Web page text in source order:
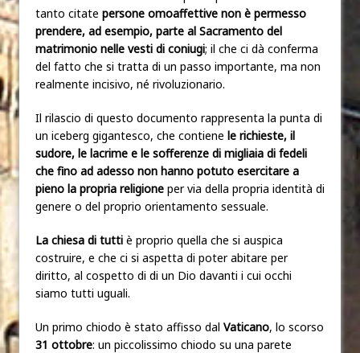
tanto citate persone omoaffettive non è permesso
prendere, ad esempio, parte al Sacramento del
matrimonio nelle vesti di coniugi; il che ci dà conferma
del fatto che si tratta di un passo importante, ma non
realmente incisivo, né rivoluzionario.
Il rilascio di questo documento rappresenta la punta di
un iceberg gigantesco, che contiene le richieste, il
sudore, le lacrime e le sofferenze di migliaia di fedeli
che fino ad adesso non hanno potuto esercitare a
pieno la propria religione per via della propria identità di
genere o del proprio orientamento sessuale.
La chiesa di tutti è proprio quella che si auspica
costruire, e che ci si aspetta di poter abitare per
diritto, al cospetto di di un Dio davanti i cui occhi
siamo tutti uguali.
Un primo chiodo è stato affisso dal Vaticano, lo scorso
31 ottobre: un piccolissimo chiodo su una parete